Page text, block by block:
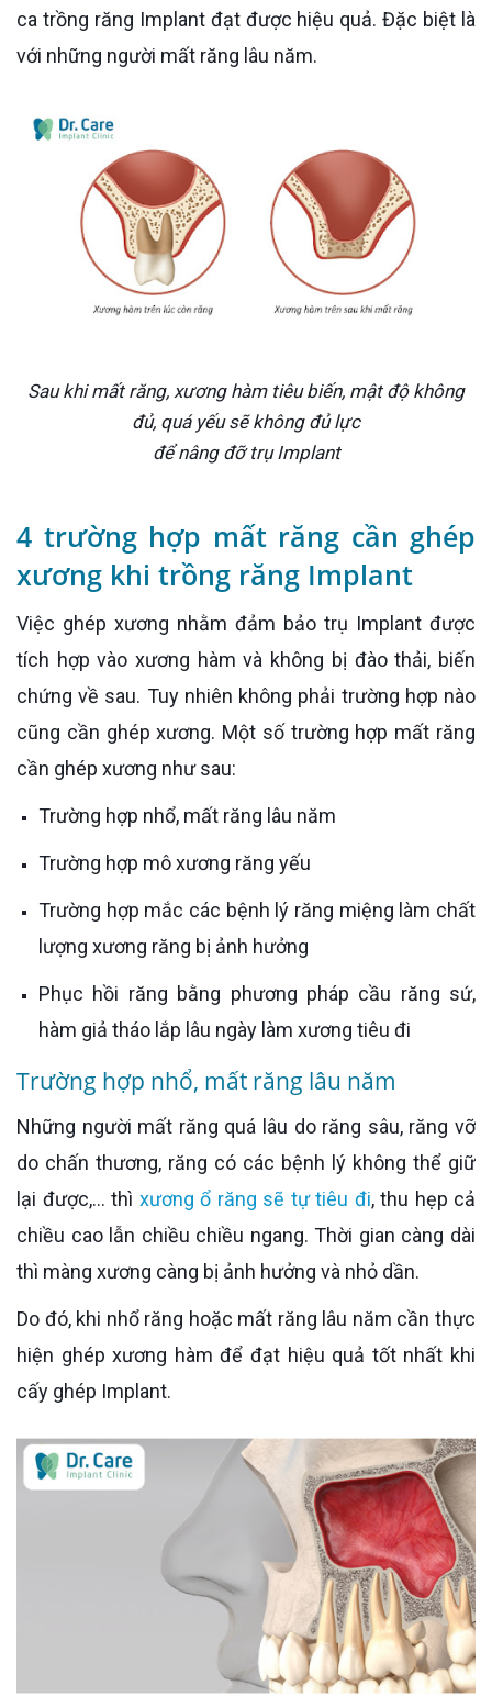
ca trồng răng Implant đạt được hiệu quả. Đặc biệt là
với những người mất răng lâu năm.
Sau khi mất răng, xương hàm tiêu biến, mật độ không
đủ, quá yếu sẽ không đủ lực
để nâng đỡ trụ Implant
4 trường hợp mất răng cần ghép
xương khi trồng răng Implant
Việc ghép xương nhằm đảm bảo trụ Implant được
tích hợp vào xương hàm và không bị đào thải, biến
chứng về sau. Tuy nhiên không phải trường hợp nào
cũng cần ghép xương. Một số trường hợp mất răng
cần ghép xương như sau:
Trường hợp nhổ, mất răng lâu năm
Trường hợp mô xương răng yếu
Trường hợp mắc các bệnh lý răng miệng làm chất
lượng xương răng bị ảnh hưởng
Phục hồi răng bằng phương pháp cầu răng sứ,
hàm giả tháo lắp lâu ngày làm xương tiêu đi
Trường hợp nhổ, mất răng lâu năm
Những người mất răng quá lâu do răng sâu, răng vỡ
do chấn thương, răng có các bệnh lý không thể giữ
lại được,... thì xương ổ răng sẽ tự tiêu đi, thu hẹp cả
chiều cao lẫn chiều chiều ngang. Thời gian càng dài
thì màng xương càng bị ảnh hưởng và nhỏ dần.
Do đó, khi nhổ răng hoặc mất răng lâu năm cần thực
hiện ghép xương hàm để đạt hiệu quả tốt nhất khi
cấy ghép Implant.